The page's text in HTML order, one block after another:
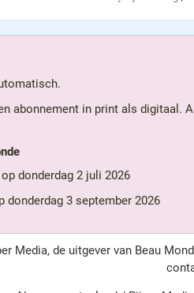
abonnement in print als
donderdag 2 juli 2026
donderdag 3 september 2026
Media, de uitgever van Beau